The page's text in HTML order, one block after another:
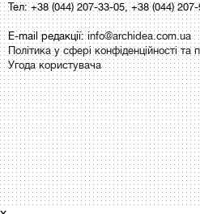
Тел: +38 (044) 207-33-05, +38 (044)
E-mail редакції:info@archidea.com.ua
Політика у сфері конфіденційності та
Угода користувача